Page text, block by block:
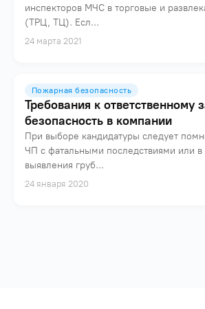
инспекторов МЧС в торговые и
(ТРЦ, ТЦ). Есл...
24 марта 2021
Пожарная безопасность
Требования к ответственному
безопасность в компании
При выборе кандидатуры следует
ЧП с фатальными последствиями или в
выявления груб...
24 января 2020